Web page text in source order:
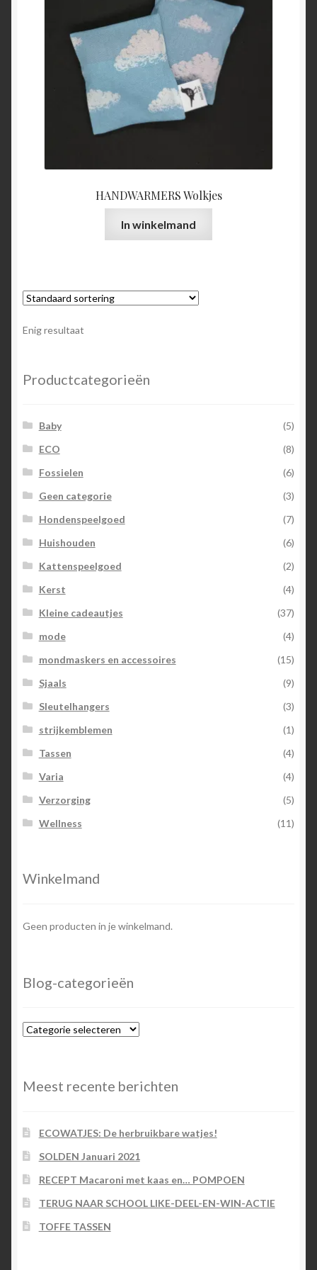
HANDWARMERS Wolkjes
In winkelmand
Enig resultaat
Productcategorieën
Baby
(5)
ECO
(8)
Fossielen
(6)
Geen categorie
(3)
Hondenspeelgoed
(7)
Huishouden
(6)
Kattenspeelgoed
(2)
Kerst
(4)
Kleine cadeautjes
(37)
mode
(4)
mondmaskers en accessoires
(15)
Sjaals
(9)
Sleutelhangers
(3)
strijkemblemen
(1)
Tassen
(4)
Varia
(4)
Verzorging
(5)
Wellness
(11)
Winkelmand
Geen producten in je winkelmand.
Blog-categorieën
Blog-
Meest recente berichten
ECOWATJES: De herbruikbare watjes!
SOLDEN Januari 2021
RECEPT Macaroni met kaas en… POMPOEN
TERUG NAAR SCHOOL LIKE-DEEL-EN-WIN-ACTIE
TOFFE TASSEN